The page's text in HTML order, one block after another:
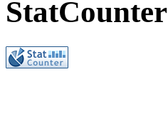
StatCounter